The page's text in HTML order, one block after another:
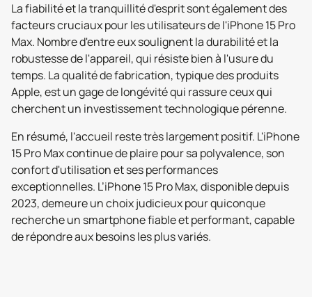
La fiabilité et la tranquillité d'esprit sont également des
facteurs cruciaux pour les utilisateurs de l'iPhone 15 Pro
Max. Nombre d'entre eux soulignent la durabilité et la
robustesse de l'appareil, qui résiste bien à l'usure du
temps. La qualité de fabrication, typique des produits
Apple, est un gage de longévité qui rassure ceux qui
cherchent un investissement technologique pérenne.
En résumé, l'accueil reste très largement positif. L'iPhone
15 Pro Max continue de plaire pour sa polyvalence, son
confort d'utilisation et ses performances
exceptionnelles. L’iPhone 15 Pro Max, disponible depuis
2023, demeure un choix judicieux pour quiconque
recherche un smartphone fiable et performant, capable
de répondre aux besoins les plus variés.